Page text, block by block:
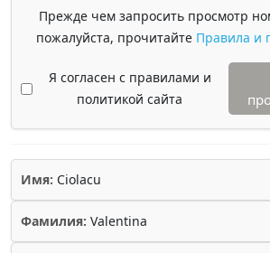
Прежде чем запросить просмотр
пожалуйста, прочитайте Правила и
Я согласен с правилами и
политикой сайта
Имя: Ciolacu
Фамилия: Valentina